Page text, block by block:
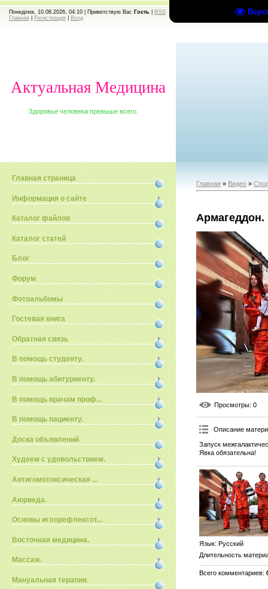
Понеділок, 10.08.2026, 04:10 | Приветствую Вас Гость
RSS
Главная
Регистрация Вход
Актуальная Медицина
Здоровье человека превыше всего.
Главная страница
Информация о сайте
Каталог файлов
Каталог статей
Блог
Форум
Фотоальбомы
Гостевая книга
Обратная связь
В помощь студенту.
В помощь абитуриенту.
В помощь врачам проф...
В помощь пациенту.
Доска объявлений
Худеем с удовольствием.
Антигомотоксическая ...
Аюрведа.
Основы иглорефлексот...
Восточная медицина.
Массаж.
Мануальная терапия.
Главная » Видео »
Просмотры: 0
Описание
Запуск
Явка обязательна!
Язык: Русский
Длительность
Всего комментариев: